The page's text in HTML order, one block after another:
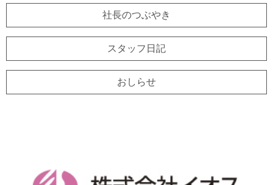
社長のつぶやき
スタッフ日記
おしらせ